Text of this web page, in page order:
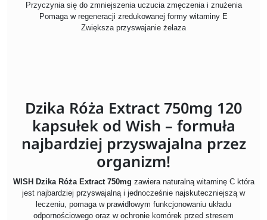
Przyczynia się do zmniejszenia uczucia zmęczenia i znużenia
Pomaga w regeneracji zredukowanej formy witaminy E
Zwiększa przyswajanie żelaza
Dzika Róża Extract 750mg 120
kapsułek od Wish – formuła
najbardziej przyswajalna przez
organizm!
WISH Dzika Róża Extract 750mg zawiera naturalną witaminę C która
jest najbardziej przyswajalną i jednocześnie najskuteczniejszą w
leczeniu, pomaga w prawidłowym funkcjonowaniu układu
odpornościowego oraz w ochronie komórek przed stresem